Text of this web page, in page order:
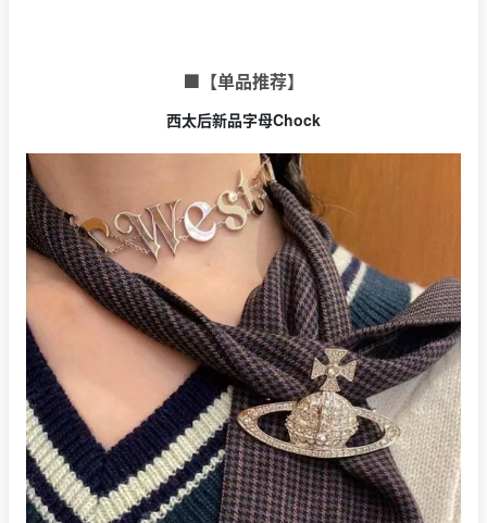
🟩【单品推荐】
西太后新品字母Chock